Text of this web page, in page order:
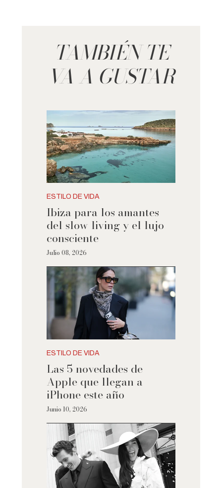
TAMBIÉN TE
VA A GUSTAR
ESTILO DE VIDA
Ibiza para los amantes
del slow living y el lujo
consciente
Julio 08, 2026
ESTILO DE VIDA
Las 5 novedades de
Apple que llegan a
iPhone este año
Junio 10, 2026